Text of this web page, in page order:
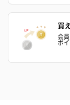
買
会
ポ